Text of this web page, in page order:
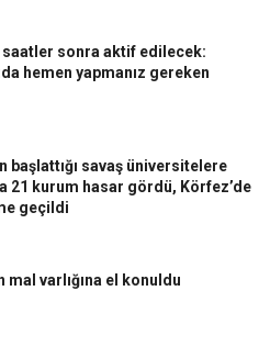
saatler sonra aktif edilecek:
hemen yapmanız gereken
başlattığı savaş üniversitelere
21 kurum hasar gördü, Körfez’de
geçildi
mal varlığına el konuldu